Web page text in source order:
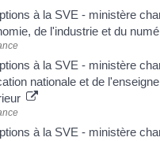
à la SVE - ministère
de l'industrie et du
à la SVE - ministère
nationale et de
à la SVE - ministère